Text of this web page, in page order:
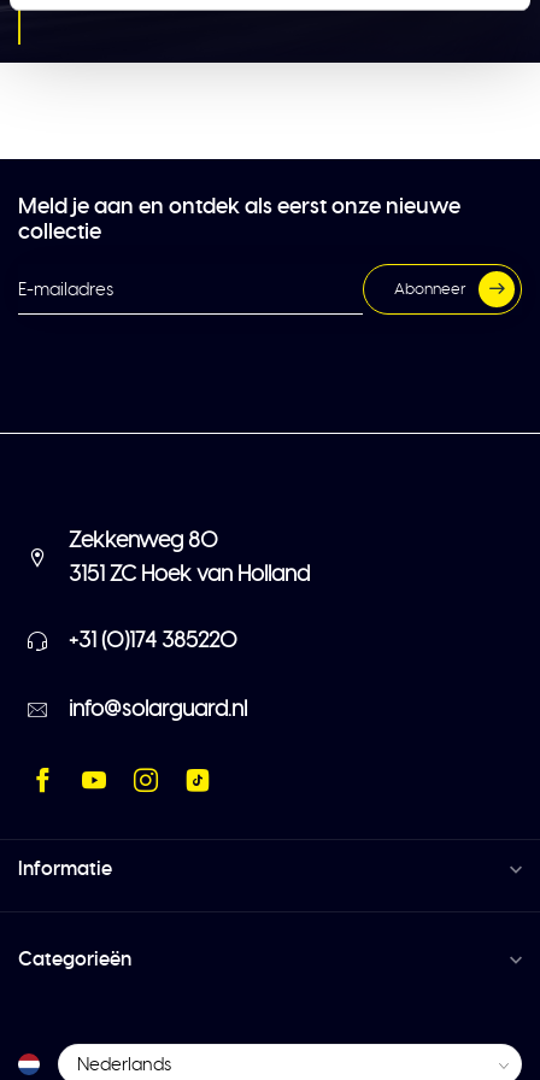
Meld je aan en ontdek als eerst onze nieuwe
collectie
Abonneer
Zekkenweg 80
3151 ZC Hoek van Holland
+31 (0)174 385220
info@solarguard.nl
Informatie
Categorieën